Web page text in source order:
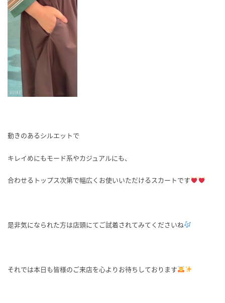
動きのあるシルエットで
キレイめにもモード系やカジュアルにも、
合わせるトップス次第で幅広くお使いいただけるスカートです
是非気になられた方は店頭にてご試着されてみてくださいね
それでは本日も皆様のご来店を心よりお待ちしております